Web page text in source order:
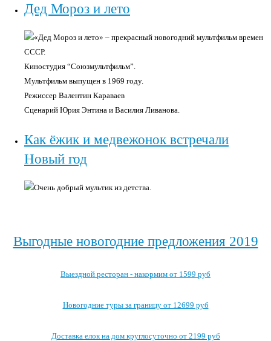
Дед Мороз и лето
«Дед Мороз и лето» – прекрасный новогодний мультфильм времен
СССР.
Киностудия “Союзмультфильм”.
Мультфильм выпущен в 1969 году.
Режиссер Валентин Караваев
Сценарий Юрия Энтина и Василия Ливанова.
Как ёжик и медвежонок встречали
Новый год
Очень добрый мультик из детства.
Выгодные новогодние предложения 2019
Выездной ресторан - накормим от 1599 руб
Новогодние туры за границу от 12699 руб
Доставка елок на дом круглосуточно от 2199 руб